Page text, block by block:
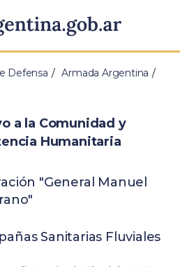
Defensa Armada Argentina
a la Comunidad y
Humanitaria
"General Manuel
Sanitarias Fluviales